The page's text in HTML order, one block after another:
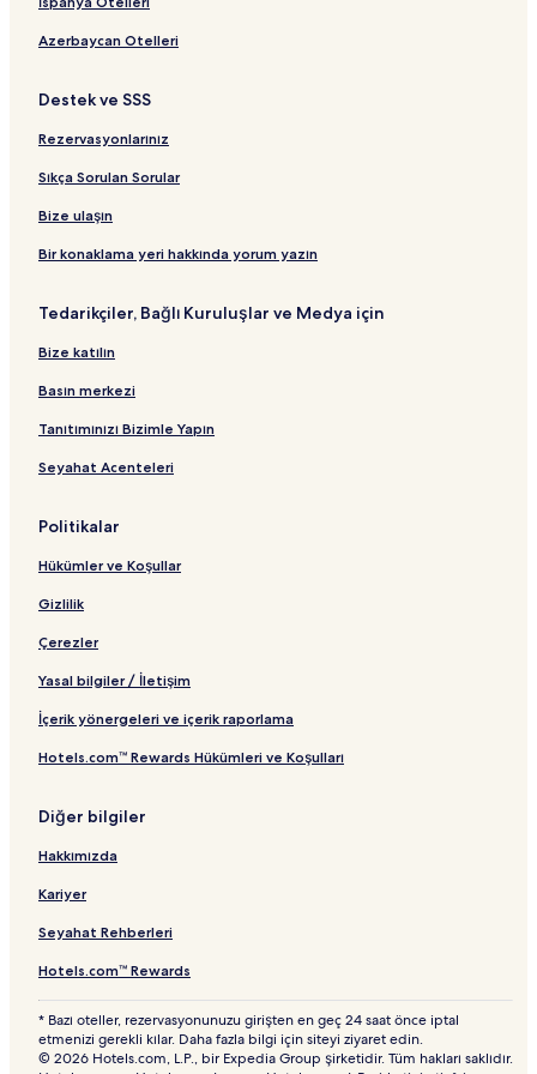
ıa
ğ
n
ı
t
ı
l
a
ı
n
t
n
d
t
a
ğ
l
a
t
l
a
ı
Azerbaycan Otelleri
Destek ve SSS
Rezervasyonlarınız
Sıkça Sorulan Sorular
Bize ulaşın
Bir konaklama yeri hakkında yorum yazın
Tedarikçiler, Bağlı Kuruluşlar ve Medya için
Bize katılın
Basın merkezi
Tanıtımınızı Bizimle Yapın
Seyahat Acenteleri
Politikalar
Hükümler ve Koşullar
Gizlilik
Çerezler
Yasal bilgiler / İletişim
İçerik yönergeleri ve içerik raporlama
Hotels.com™ Rewards Hükümleri ve Koşulları
Diğer bilgiler
Hakkımızda
Kariyer
Seyahat Rehberleri
Hotels.com™ Rewards
* Bazı oteller, rezervasyonunuzu girişten en geç 24 saat önce iptal
etmenizi gerekli kılar. Daha fazla bilgi için siteyi ziyaret edin.
© 2026 Hotels.com, L.P., bir Expedia Group şirketidir. Tüm hakları saklıdır.